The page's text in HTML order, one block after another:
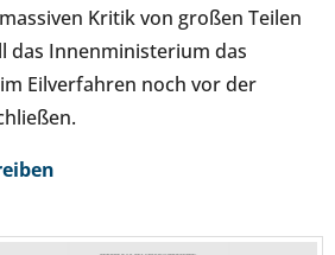
Kritik von großen Teilen
das Innenministerium das
Eilverfahren noch vor der